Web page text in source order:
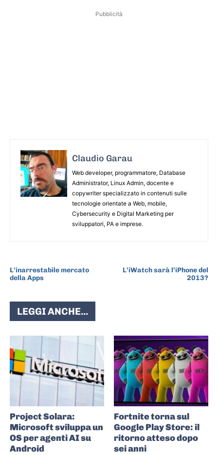
Pubblicità
Claudio Garau
Web developer, programmatore, Database
Administrator, Linux Admin, docente e
copywriter specializzato in contenuti sulle
tecnologie orientate a Web, mobile,
Cybersecurity e Digital Marketing per
sviluppatori, PA e imprese.
L’inarrestabile mercato
della Apps
L’iWatch sarà l’iPhone del
2013?
LEGGI ANCHE...
Project Solara:
Microsoft sviluppa un
OS per agenti AI su
Android
Fortnite torna sul
Google Play Store: il
ritorno atteso dopo
sei anni